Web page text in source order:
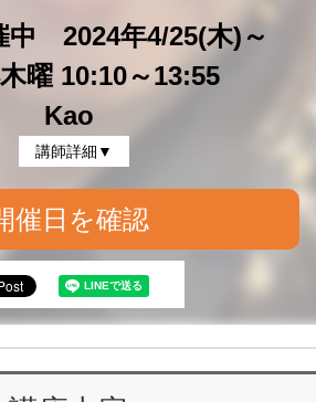
中 2024年4/25(木)～
曜 10:10～13:55
Kao
講師詳細▼
催日を確認